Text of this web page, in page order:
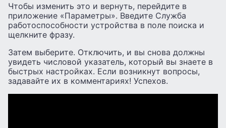
Чтобы изменить это и вернуть, перейдите в
приложение «Параметры». Введите Служба
работоспособности устройства в поле поиска и
щелкните фразу.
Затем выберите. Отключить, и вы снова должны
увидеть числовой указатель, который вы знаете в
быстрых настройках. Если возникнут вопросы,
задавайте их в комментариях! Успехов.